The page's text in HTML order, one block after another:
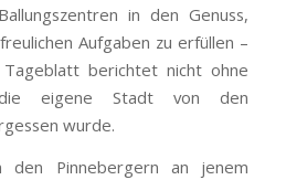
in den Genuss,
Aufgaben zu erfüllen –
berichtet nicht ohne
eigene Stadt von den
wurde.
den Pinnebergern an jenem